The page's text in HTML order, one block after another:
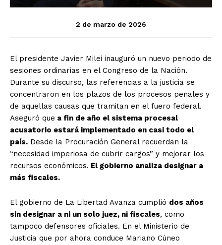
2 de marzo de 2026
El presidente Javier Milei inauguró un nuevo periodo de
sesiones ordinarias en el Congreso de la Nación.
Durante su discurso, las referencias a la justicia se
concentraron en los plazos de los procesos penales y
de aquellas causas que tramitan en el fuero federal.
Aseguró que a fin de año el sistema procesal
acusatorio estará implementado en casi todo el
país. Desde la Procuración General recuerdan la
“necesidad imperiosa de cubrir cargos” y mejorar los
recursos económicos. El gobierno analiza designar a
más fiscales.
El gobierno de La Libertad Avanza cumplió dos años
sin designar a ni un solo juez, ni fiscales, como
tampoco defensores oficiales. En el Ministerio de
Justicia que por ahora conduce Mariano Cúneo